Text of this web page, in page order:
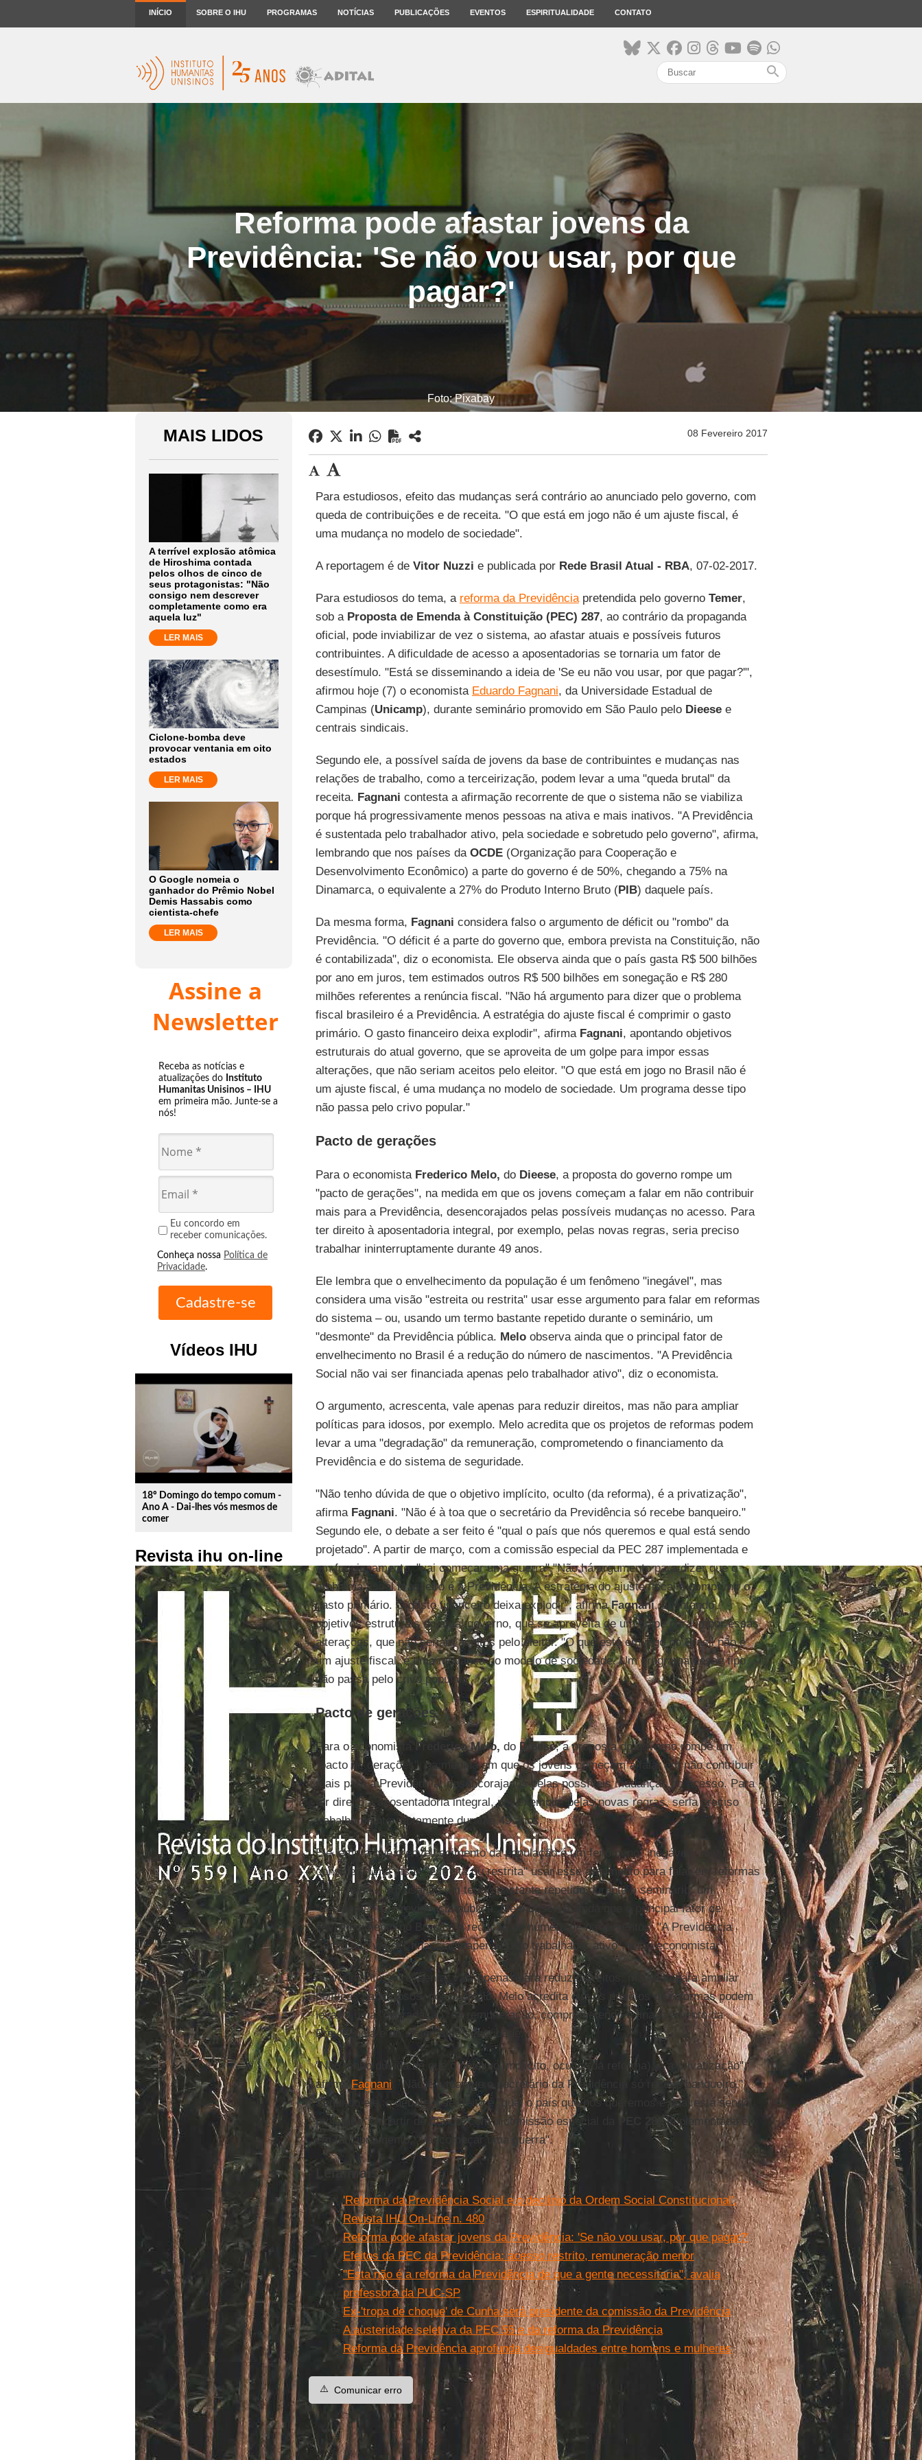
INÍCIO SOBRE O IHU PROGRAMAS NOTÍCIAS PUBLICAÇÕES EVENTOS ESPIRITUALIDADE CONTATO
search
Reforma pode afastar jovens da
Previdência: 'Se não vou usar, por que
pagar?'
Foto: Pixabay
MAIS LIDOS
A terrível explosão atômica
de Hiroshima contada
pelos olhos de cinco de
seus protagonistas: "Não
consigo nem descrever
completamente como era
aquela luz"
LER MAIS
Ciclone-bomba deve
provocar ventania em oito
estados
LER MAIS
O Google nomeia o
ganhador do Prêmio Nobel
Demis Hassabis como
cientista-chefe
LER MAIS
Assine a
Newsletter
Receba as notícias e
atualizações do Instituto
Humanitas Unisinos – IHU
em primeira mão. Junte-se a
nós!
Eu concordo em
receber comunicações.
Conheça nossa Política de
Privacidade.
Vídeos IHU
play_circle_outline
18º Domingo do tempo comum -
Ano A - Dai-lhes vós mesmos de
comer
Revista ihu on-line
08 Fevereiro 2017
Para estudiosos, efeito das mudanças será contrário ao anunciado pelo governo, com
queda de contribuições e de receita. "O que está em jogo não é um ajuste fiscal, é
uma mudança no modelo de sociedade".
A reportagem é de Vitor Nuzzi e publicada porRede Brasil Atual - RBA, 07-02-2017.
Para estudiosos do tema, a reforma da Previdênciapretendida pelo governo Temer,
sob aProposta de Emenda à Constituição (PEC) 287, ao contrário da propaganda
oficial, pode inviabilizar de vez o sistema, ao afastar atuais e possíveis futuros
contribuintes. A dificuldade de acesso a aposentadorias se tornaria um fator de
desestímulo. "Está se disseminando a ideia de 'Se eu não vou usar, por que pagar?'",
afirmou hoje (7) o economista Eduardo Fagnani, da Universidade Estadual de
Campinas (Unicamp), durante seminário promovido em São Paulo pelo Dieesee
centrais sindicais.
Segundo ele, a possível saída de jovens da base de contribuintes e mudanças nas
relações de trabalho, como a terceirização, podem levar a uma "queda brutal" da
receita. Fagnani contesta a afirmação recorrente de que o sistema não se viabiliza
porque há progressivamente menos pessoas na ativa e mais inativos. "A Previdência
é sustentada pelo trabalhador ativo, pela sociedade e sobretudo pelo governo", afirma,
lembrando que nos países da OCDE(Organização para Cooperação e
Desenvolvimento Econômico) a parte do governo é de 50%, chegando a 75% na
Dinamarca, o equivalente a 27% do Produto Interno Bruto (PIB) daquele país.
Da mesma forma, Fagnani considera falso o argumento de déficit ou "rombo" da
Previdência. "O déficit é a parte do governo que, embora prevista na Constituição, não
é contabilizada", diz o economista. Ele observa ainda que o país gasta R$ 500 bilhões
por ano em juros, tem estimados outros R$ 500 bilhões em sonegação e R$ 280
milhões referentes a renúncia fiscal. "Não há argumento para dizer que o problema
fiscal brasileiro é a Previdência. A estratégia do ajuste fiscal é comprimir o gasto
primário. O gasto financeiro deixa explodir", afirma Fagnani, apontando objetivos
estruturais do atual governo, que se aproveita de um golpe para impor essas
alterações, que não seriam aceitos pelo eleitor. "O que está em jogo no Brasil não é
um ajuste fiscal, é uma mudança no modelo de sociedade. Um programa desse tipo
não passa pelo crivo popular."
Pacto de gerações
Para o economista Frederico Melo, do Dieese, a proposta do governo rompe um
"pacto de gerações", na medida em que os jovens começam a falar em não contribuir
mais para a Previdência, desencorajados pelas possíveis mudanças no acesso. Para
ter direito à aposentadoria integral, por exemplo, pelas novas regras, seria preciso
trabalhar ininterruptamente durante 49 anos.
Ele lembra que o envelhecimento da população é um fenômeno "inegável", mas
considera uma visão "estreita ou restrita" usar esse argumento para falar em reformas
do sistema – ou, usando um termo bastante repetido durante o seminário, um
"desmonte" da Previdência pública. Meloobserva ainda que o principal fator de
envelhecimento no Brasil é a redução do número de nascimentos. "A Previdência
Social não vai ser financiada apenas pelo trabalhador ativo", diz o economista.
O argumento, acrescenta, vale apenas para reduzir direitos, mas não para ampliar
políticas para idosos, por exemplo. Melo acredita que os projetos de reformas podem
levar a uma "degradação" da remuneração, comprometendo o financiamento da
Previdência e do sistema de seguridade.
"Não tenho dúvida de que o objetivo implícito, oculto (da reforma), é a privatização",
afirma Fagnani. "Não é à toa que o secretário da Previdência só recebe banqueiro."
Segundo ele, o debate a ser feito é "qual o país que nós queremos e qual está sendo
projetado". A partir de março, com a comissão especial da PEC 287 implementada e
em funcionamento, "vai começar uma guerra"."Não há argumento para dizer que o
problema fiscal brasileiro é a Previdência. A estratégia do ajuste fiscal é comprimir o
gasto primário. O gasto financeiro deixa explodir", afirmaFagnani, apontando
objetivos estruturais do atual governo, que se aproveita de um golpe para impor essas
alterações, que não seriam aceitos pelo eleitor. "O que está em jogo no Brasil não é
um ajuste fiscal, é uma mudança no modelo de sociedade. Um programa desse tipo
não passa pelo crivo popular."
Pacto de gerações
Para o economista Frederico Melo, do Dieese, a proposta do governo rompe um
"pacto de gerações", na medida em que os jovens começam a falar em não contribuir
mais para a Previdência, desencorajados pelas possíveis mudanças no acesso. Para
ter direito à aposentadoria integral, por exemplo, pelas novas regras, seria preciso
trabalhar ininterruptamente durante 49 anos.
Ele lembra que o envelhecimento da população é um fenômeno "inegável", mas
considera uma visão "estreita ou restrita" usar esse argumento para falar em reformas
do sistema – ou, usando um termo bastante repetido durante o seminário, um
"desmonte" da Previdência pública. Melo observa ainda que o principal fator de
envelhecimento no Brasil é a redução do número de nascimentos. "A Previdência
Social não vai ser financiada apenas pelo trabalhador ativo", diz o economista.
O argumento, acrescenta, vale apenas para reduzir direitos, mas não para ampliar
políticas para idosos, por exemplo. Melo acredita que os projetos de reformas podem
levar a uma "degradação" da remuneração, comprometendo o financiamento da
Previdência e do sistema de seguridade.
"Não tenho dúvida de que o objetivo implícito, oculto (da reforma), é a privatização",
afirmaFagnani . "Não é à toa que o secretário da Previdência só recebe banqueiro."
Segundo ele, o debate a ser feito é "qual o país que nós queremos e qual está sendo
projetado". A partir de março, com a comissão especial da
PEC 287implementada e
em funcionamento, "vai começar uma guerra".
Leia mais
'Reforma da Previdência Social e o declínio da Ordem Social Constitucional'.
Revista IHU On-Line n. 480
Reforma pode afastar jovens da Previdência: 'Se não vou usar, por que pagar?'
Efeitos da PEC da Previdência: acesso restrito, remuneração menor
"Esta não é a reforma da Previdência de que a gente necessitaria", avalia
professora da PUC-SP
Ex-'tropa de choque' de Cunha será presidente da comissão da Previdência
A austeridade seletiva da PEC 55 e da reforma da Previdência
Reforma da Previdência aprofunda desigualdades entre homens e mulheres
⚠️ Comunicar erro